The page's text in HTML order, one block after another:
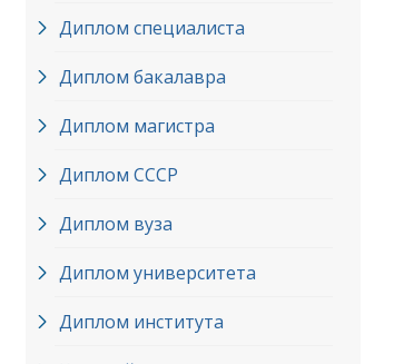
Диплом специалиста
Диплом бакалавра
Диплом магистра
Диплом СССР
Диплом вуза
Диплом университета
Диплом института